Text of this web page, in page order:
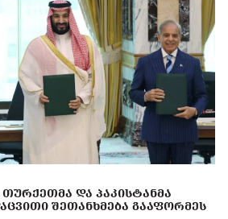
ᲓᲐ ᲞᲐᲙᲘᲡᲢᲐᲜᲛᲐ
ᲨᲔᲗᲐᲜᲮᲛᲔᲑᲐ ᲒᲐᲐᲤᲝᲠᲛᲔᲡ